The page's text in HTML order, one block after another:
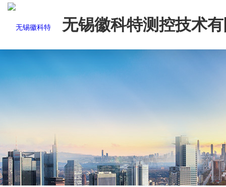
无锡徽科特测控技术